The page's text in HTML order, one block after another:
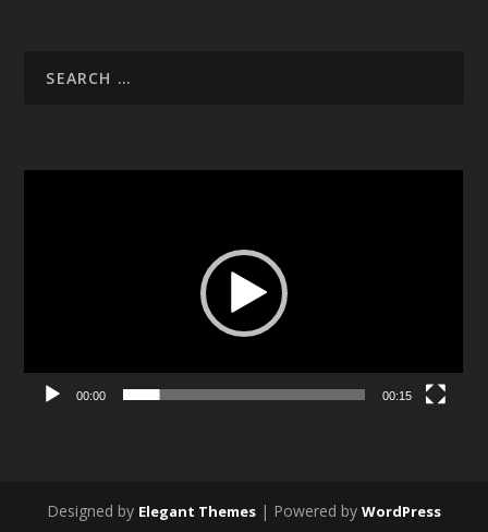
00:00 00:15
Designed by Elegant Themes | Powered by WordPress